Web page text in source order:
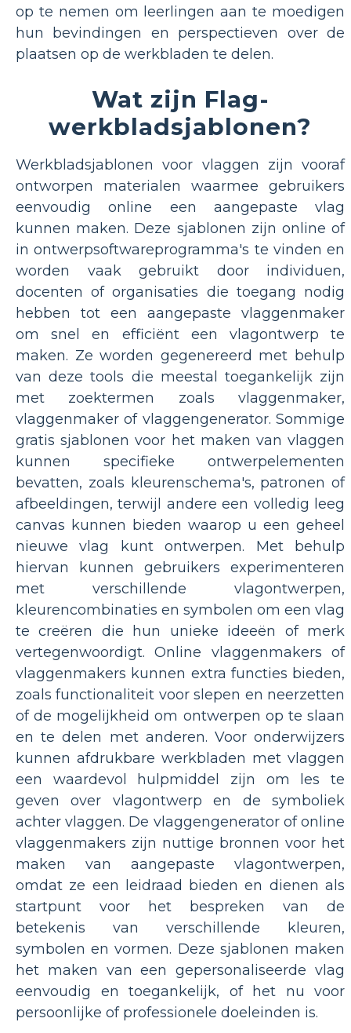
op te nemen om leerlingen aan te moedigen
hun bevindingen en perspectieven over de
plaatsen op de werkbladen te delen.
Wat zijn Flag-
werkbladsjablonen?
Werkbladsjablonen voor vlaggen zijn vooraf
ontworpen materialen waarmee gebruikers
eenvoudig online een aangepaste vlag
kunnen maken. Deze sjablonen zijn online of
in ontwerpsoftwareprogramma's te vinden en
worden vaak gebruikt door individuen,
docenten of organisaties die toegang nodig
hebben tot een aangepaste vlaggenmaker
om snel en efficiënt een vlagontwerp te
maken. Ze worden gegenereerd met behulp
van deze tools die meestal toegankelijk zijn
met zoektermen zoals vlaggenmaker,
vlaggenmaker of vlaggengenerator. Sommige
gratis sjablonen voor het maken van vlaggen
kunnen specifieke ontwerpelementen
bevatten, zoals kleurenschema's, patronen of
afbeeldingen, terwijl andere een volledig leeg
canvas kunnen bieden waarop u een geheel
nieuwe vlag kunt ontwerpen. Met behulp
hiervan kunnen gebruikers experimenteren
met verschillende vlagontwerpen,
kleurencombinaties en symbolen om een ​​vlag
te creëren die hun unieke ideeën of merk
vertegenwoordigt. Online vlaggenmakers of
vlaggenmakers kunnen extra functies bieden,
zoals functionaliteit voor slepen en neerzetten
of de mogelijkheid om ontwerpen op te slaan
en te delen met anderen. Voor onderwijzers
kunnen afdrukbare werkbladen met vlaggen
een waardevol hulpmiddel zijn om les te
geven over vlagontwerp en de symboliek
achter vlaggen. De vlaggengenerator of online
vlaggenmakers zijn nuttige bronnen voor het
maken van aangepaste vlagontwerpen,
omdat ze een leidraad bieden en dienen als
startpunt voor het bespreken van de
betekenis van verschillende kleuren,
symbolen en vormen. Deze sjablonen maken
het maken van een gepersonaliseerde vlag
eenvoudig en toegankelijk, of het nu voor
persoonlijke of professionele doeleinden is.